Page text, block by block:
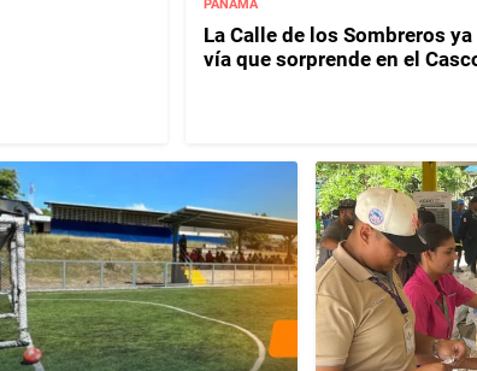
PANAMÁ
La Calle de los Sombreros
vía que sorprende en el